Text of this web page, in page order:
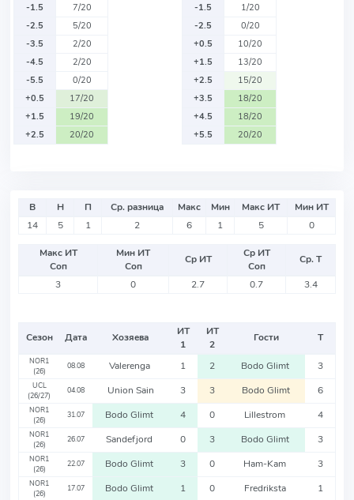
-1.5
7/20
-2.5
5/20
-3.5
2/20
-4.5
2/20
-5.5
0/20
+0.5
17/20
+1.5
19/20
+2.5
20/20
-1.5
1/20
-2.5
0/20
+0.5
10/20
+1.5
13/20
+2.5
15/20
+3.5
18/20
+4.5
18/20
+5.5
20/20
В Н П Ср. разница Макс Мин Макс ИТ
Мин ИТ
14
5 1 2 6 1 5 0
Макс ИТ
Соп
Мин ИТ
Соп
Ср ИТ
Ср ИТ
Соп
Ср. Т
3
0 2.7 0.7 3.4
Сезон Дата Хозяева
ИТ
1
ИТ
2
Гости Т
NOR1
(26)
08.08 Valerenga 1 2 Bodo Glimt 3
UCL
(26/27)
04.08 Union Sain 3 3 Bodo Glimt 6
NOR1
(26)
31.07 Bodo Glimt 4 0 Lillestrom 4
NOR1
(26)
26.07 Sandefjord 0 3 Bodo Glimt 3
NOR1
(26)
22.07 Bodo Glimt 3 0 Ham-Kam 3
NOR1
(26)
17.07 Bodo Glimt 1 0 Fredriksta 1